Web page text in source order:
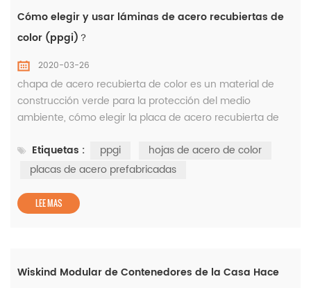
Cómo elegir y usar láminas de acero recubiertas de
color (ppgi)？
2020-03-26
chapa de acero recubierta de color es un material de
construcción verde para la protección del medio
ambiente, cómo elegir la placa de acero recubierta de
de presión adecuado, no solo puede cumplir con el
factor de seguridad del edificio, sino también reducir el
materiales, el uso racional...
Etiquetas : ppgi
hojas de acero de color
placas de acero prefabricadas
LEE MAS
Wiskind Modular de Contenedores de la Casa Hace